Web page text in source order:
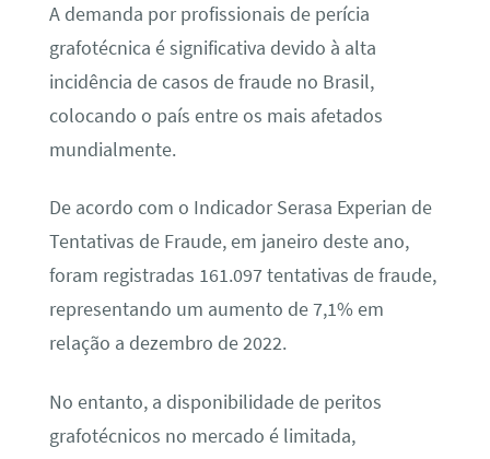
A demanda por profissionais de perícia
grafotécnica é significativa devido à alta
incidência de casos de fraude no Brasil,
colocando o país entre os mais afetados
mundialmente.
De acordo com o Indicador Serasa Experian de
Tentativas de Fraude, em janeiro deste ano,
foram registradas 161.097 tentativas de fraude,
representando um aumento de 7,1% em
relação a dezembro de 2022.
No entanto, a disponibilidade de peritos
grafotécnicos no mercado é limitada,